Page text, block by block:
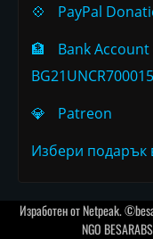
💠
PayPal
🏦
Bank Account
💎
Patreon
Избери подарък
Изработен отNetpeak.
NGO